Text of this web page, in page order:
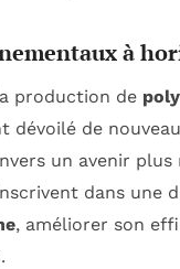
à
production de
dévoilé de
un avenir plus
dans une
, améliorer son
.